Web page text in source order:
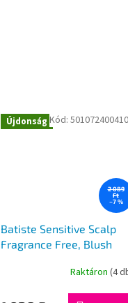
Újdonság
2 089
Ft
–7 %
Batiste Sensitive Scalp
Fragrance Free, Blush
Raktáron (4
Kód: